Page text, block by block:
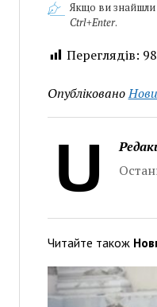
Якщо ви знайшли
Ctrl+Enter.
Переглядів:
Опубліковано
Читайте також